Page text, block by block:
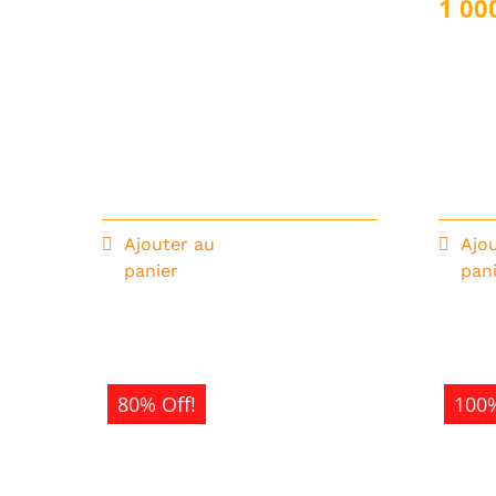
Ajouter au
panier
1
80% Off!